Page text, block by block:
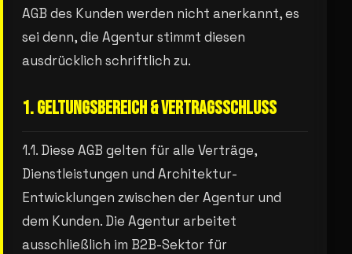
AGB des Kunden werden nicht anerkannt, es
sei denn, die Agentur stimmt diesen
ausdrücklich schriftlich zu.
1. GELTUNGSBEREICH & VERTRAGSSCHLUSS
1.1. Diese AGB gelten für alle Verträge,
Dienstleistungen und Architektur-
Entwicklungen zwischen der Agentur und
dem Kunden. Die Agentur arbeitet
ausschließlich im B2B-Sektor für